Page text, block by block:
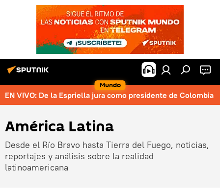
Mundo
EN VIVO: De la Espriella jura como presidente de Colombia
América Latina
Desde el Río Bravo hasta Tierra del Fuego, noticias,
reportajes y análisis sobre la realidad
latinoamericana